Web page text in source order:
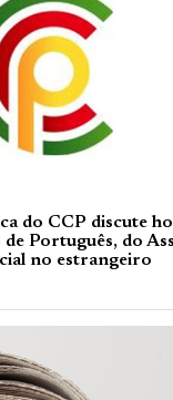
do CCP discute
Português, do
no estrangeiro